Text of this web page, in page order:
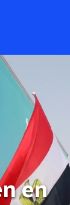
en